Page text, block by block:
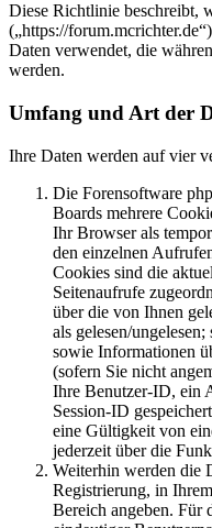
Diese Richtlinie beschreibt,
(„https://
Daten verwendet, die
werden.
Umfang und Art der
Ihre Daten werden auf vier
Die Forensoftware
Boards mehrere
Ihr Browser als
den einzelnen
Cookies sind die
Seitenaufrufe
über die von Ihnen
als gelesen/
sowie Informationen
(sofern Sie nicht
Ihre Benutzer-ID, ein
Session-ID
eine Gültigkeit von
jederzeit über die
Weiterhin werden die
Registrierung, in
Bereich angeben. Für